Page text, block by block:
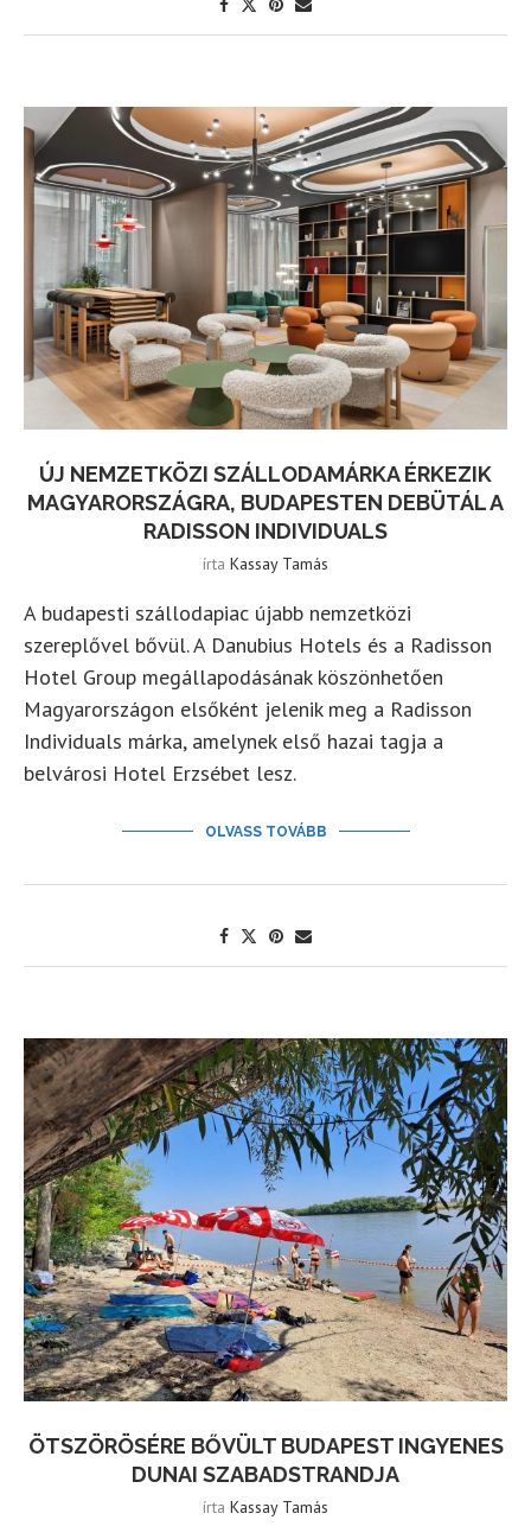
ÚJ NEMZETKÖZI SZÁLLODAMÁRKA ÉRKEZIK
MAGYARORSZÁGRA, BUDAPESTEN DEBÜTÁL A
RADISSON INDIVIDUALS
írta Kassay Tamás
A budapesti szállodapiac újabb nemzetközi
szereplővel bővül. A Danubius Hotels és a Radisson
Hotel Group megállapodásának köszönhetően
Magyarországon elsőként jelenik meg a Radisson
Individuals márka, amelynek első hazai tagja a
belvárosi Hotel Erzsébet lesz.
OLVASS TOVÁBB
ÖTSZÖRÖSÉRE BŐVÜLT BUDAPEST INGYENES
DUNAI SZABADSTRANDJA
írta Kassay Tamás